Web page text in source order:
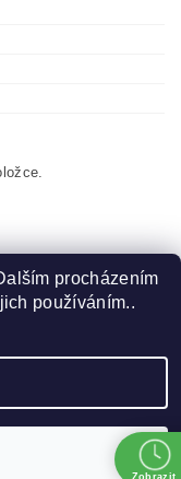
práva vyhrazena
Zobrazit
procházením
používáním..